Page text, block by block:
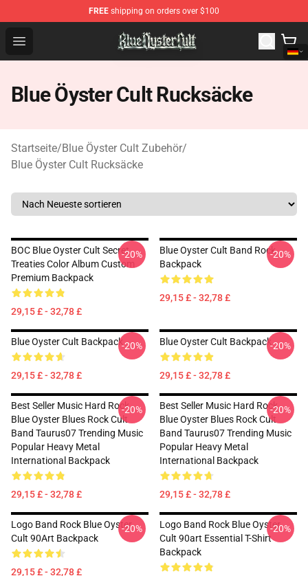
FREE shipping on orders over $100
Open menu
Blue Öyster Cult Store - Official Blue Öyster Cult
Blue Öyster Cult Rucksäcke
Startseite/Blue Öyster Cult Zubehör/
Blue Öyster Cult Rucksäcke
BOC Blue Oyster Cult Secret
Treaties Color Album Custom
Premium Backpack
29,15 £ - 32,78 £
-20%
Blue Oyster Cult Band Rock
Backpack
29,15 £ - 32,78 £
-20%
Blue Oyster Cult Backpack
29,15 £ - 32,78 £
-20% Blue Oyster Cult Backpack
29,15 £ - 32,78 £
-20%
Best Seller Music Hard Rock
Blue Oyster Blues Rock Cult
Band Taurus07 Trending Music
Popular Heavy Metal
International Backpack
29,15 £ - 32,78 £
-20%
Best Seller Music Hard Rock
Blue Oyster Blues Rock Cult
Band Taurus07 Trending Music
Popular Heavy Metal
International Backpack
29,15 £ - 32,78 £
-20%
Logo Band Rock Blue Oyster
Cult 90Art Backpack
29,15 £ - 32,78 £
-20%
Logo Band Rock Blue Oyster
Cult 90art Essential T-Shirt
Backpack
-20%